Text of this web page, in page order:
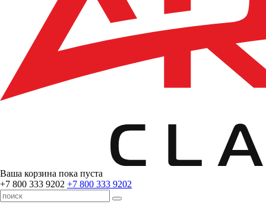
Ваша корзина пока пуста
+7 800 333 9202 +7 800 333 9202